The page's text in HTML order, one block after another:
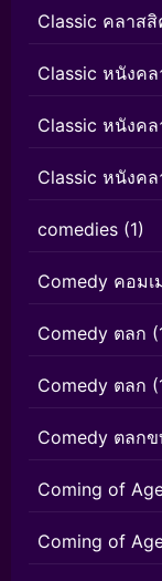
Classic คลาสสิ
Classic หนังค
Classic หนังค
Classic หนังค
comedies (1)
Comedy คอมเ
Comedy ตลก
Comedy ตลก
Comedy ตลก
Coming of
Coming of